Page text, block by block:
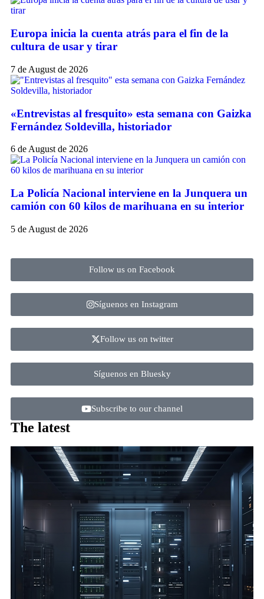
Europa inicia la cuenta atrás para el fin de la
cultura de usar y tirar
7 de August de 2026
«Entrevistas al fresquito» esta semana con Gaizka
Fernández Soldevilla, historiador
6 de August de 2026
La Policía Nacional interviene en la Junquera un
camión con 60 kilos de marihuana en su interior
5 de August de 2026
Follow us on Facebook
Síguenos en Instagram
Follow us on twitter
Síguenos en Bluesky
Subscribe to our channel
The latest